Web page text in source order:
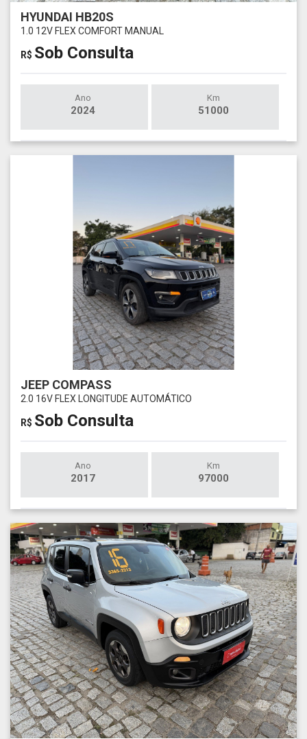
HYUNDAI HB20S
1.0 12V FLEX COMFORT MANUAL
R$ Sob Consulta
Ano
2024
Km
51000
JEEP COMPASS
2.0 16V FLEX LONGITUDE AUTOMÁTICO
R$ Sob Consulta
Ano
2017
Km
97000